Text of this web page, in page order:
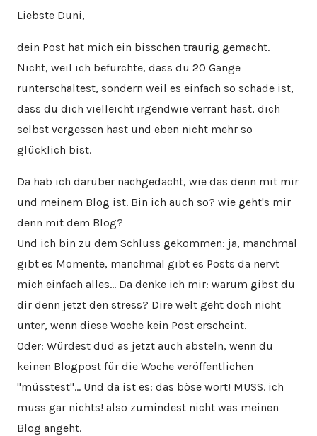
Liebste Duni,
dein Post hat mich ein bisschen traurig gemacht.
Nicht, weil ich befürchte, dass du 20 Gänge
runterschaltest, sondern weil es einfach so schade ist,
dass du dich vielleicht irgendwie verrant hast, dich
selbst vergessen hast und eben nicht mehr so
glücklich bist.
Da hab ich darüber nachgedacht, wie das denn mit mir
und meinem Blog ist. Bin ich auch so? wie geht's mir
denn mit dem Blog?
Und ich bin zu dem Schluss gekommen: ja, manchmal
gibt es Momente, manchmal gibt es Posts da nervt
mich einfach alles… Da denke ich mir: warum gibst du
dir denn jetzt den stress? Dire welt geht doch nicht
unter, wenn diese Woche kein Post erscheint.
Oder: Würdest dud as jetzt auch absteln, wenn du
keinen Blogpost für die Woche veröffentlichen
"müsstest"… Und da ist es: das böse wort! MUSS. ich
muss gar nichts! also zumindest nicht was meinen
Blog angeht.